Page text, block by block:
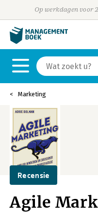
Op werkdagen voor
Marketing
Recensie
Agile